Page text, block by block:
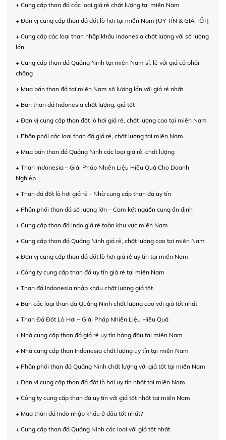
+ Cung cấp than đá các loại giá rẻ chất lượng tại miền Nam
+ Đơn vị cung cấp than đá đốt lò hơi tại miền Nam [UY TÍN & GIÁ TỐT]
+ Cung cấp các loại than nhập khẩu Indonesia chất lượng với số lượng
lớn
+ Cung cấp than đá Quảng Ninh tại miền Nam sỉ, lẻ với giá cả phải
chăng
+ Mua bán than đá tại miền Nam số lượng lớn với giá rẻ nhất
+ Bán than đá Indonesia chất lượng, giá tốt
+ Đơn vị cung cấp than đốt lò hơi giá rẻ, chất lượng cao tại miền Nam
+ Phân phối các loại than đá giá rẻ, chất lượng tại miền Nam
+ Mua bán than đá Quảng Ninh các loại giá rẻ, chất lượng
+ Than Indonesia – Giải Pháp Nhiên Liệu Hiệu Quả Cho Doanh
Nghiệp
+ Than đá đốt lò hơi giá rẻ - Nhà cung cấp than đá uy tín
+ Phân phối than đá số lượng lớn – Cam kết nguồn cung ổn định
+ Cung cấp than đá Indo giá rẻ toàn khu vực miền Nam
+ Cung cấp than đá Quảng Ninh giá rẻ, chất lượng cao tại miền Nam
+ Đơn vị cung cấp than đá đốt lò hơi giá rẻ uy tín tại miền Nam
+ Công ty cung cấp than đá uy tín giá rẻ tại miền Nam
+ Than đá Indonesia nhập khẩu chất lượng giá tốt
+ Bán các loại than đá Quảng Ninh chất lượng cao với giá tốt nhất
+ Than Đá Đốt Lò Hơi – Giải Pháp Nhiên Liệu Hiệu Quả
+ Nhà cung cấp than đá giá rẻ uy tín hàng đầu tại miền Nam
+ Nhà cung cấp than Indonesia chất lượng uy tín tại miền Nam
+ Phân phối than đá Quảng Ninh chất lượng với giá tốt tại miền Nam
+ Đơn vị cung cấp than đá đốt lò hơi uy tín nhất tại miền Nam
+ Công ty cung cấp than đá uy tín với giá tốt nhất tại miền Nam
+ Mua than đá Indo nhập khẩu ở đâu tốt nhất?
+ Cung cấp than đá Quảng Ninh các loại với giá tốt nhất